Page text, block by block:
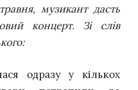
музикант дасть
концерт. Зі слів
одразу у кількох